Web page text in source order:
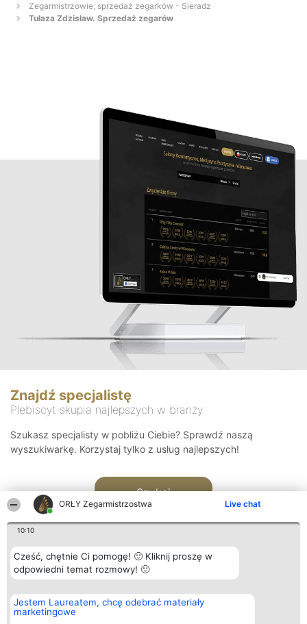
ORŁY Zegarmistrzostwa Live chat
10:10
Cześć, chętnie Ci pomogę! 🙂 Kliknij proszę w
odpowiedni temat rozmowy! 🙂
Jestem Laureatem, chcę odebrać materiały
marketingowe
Zegarmistrzowie, sprzedaż zegarków - Sieradz
Tułaza Zdzisław. Sprzedaż zegarów
Znajdź specjalistę
Plebiscyt skupia najlepszych w branży
Szukasz specjalisty w pobliżu Ciebie? Sprawdź naszą
wyszukiwarkę. Korzystaj tylko z usług najlepszych!
Szukaj
Organizator plebiscytu
Bright Side Solutions sp. z o.
o. sp. k.
Plebiscyt
Laureaci
Kontakt
Kontakt